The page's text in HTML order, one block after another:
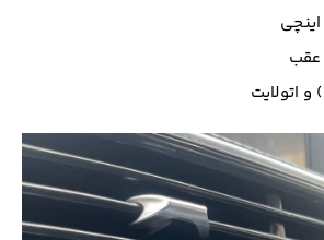
عقب
اتولایت